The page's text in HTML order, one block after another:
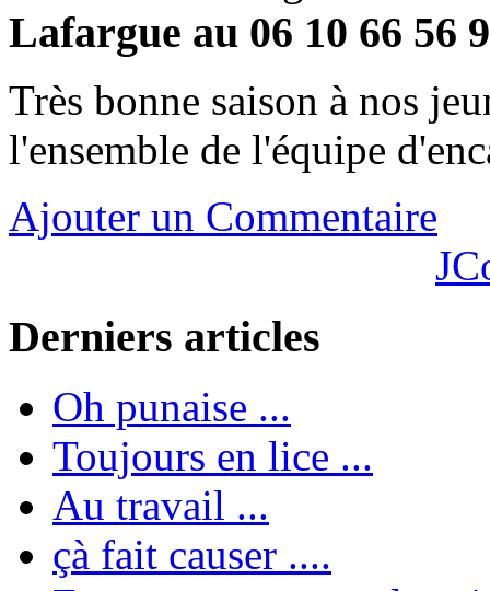
Lafargue au 06 10 66 56
Très bonne saison à nos
l'ensemble de l'équipe
Ajouter un Commentaire
Derniers articles
Oh punaise ...
Toujours en lice ...
Au travail ...
çà fait causer ....